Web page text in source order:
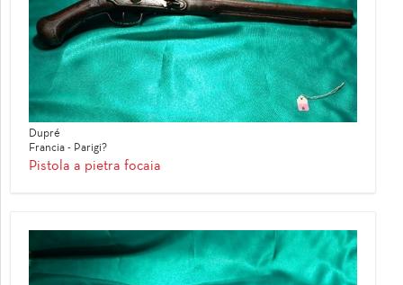
Dupré
Francia - Parigi?
Pistola a pietra focaia